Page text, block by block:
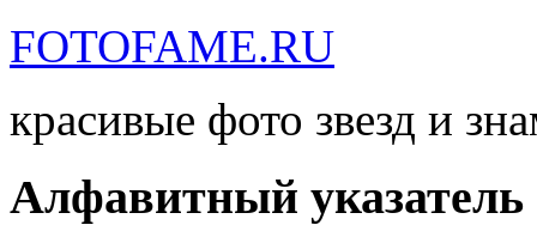
FOTOFAME.RU
красивые фото звезд и
Алфавитный указатель